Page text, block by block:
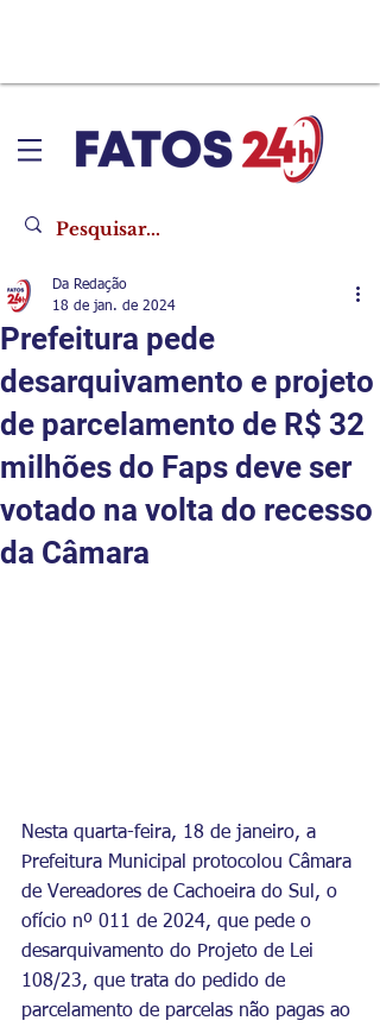
Prefeitura pede
desarquivamento e projeto
de parcelamento de R$ 32
milhões do Faps deve ser
votado na volta do recesso
da Câmara
Da Redação
18 de jan. de 2024
Nesta quarta-feira, 18 de janeiro, a
Prefeitura Municipal protocolou Câmara
de Vereadores de Cachoeira do Sul, o
ofício nº 011 de 2024, que pede o
desarquivamento do Projeto de Lei
108/23, que trata do pedido de
parcelamento de parcelas não pagas ao